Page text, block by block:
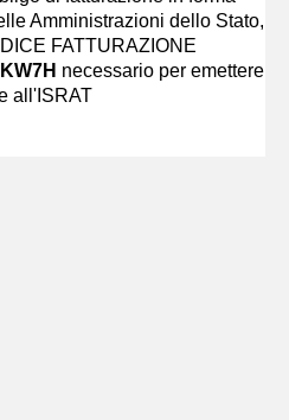
Amministrazioni dello Stato,
FATTURAZIONE
necessario per emettere
all'ISRAT